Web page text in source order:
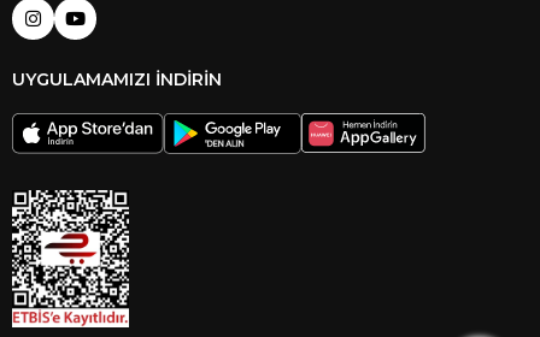
UYGULAMAMIZI İNDİRİN